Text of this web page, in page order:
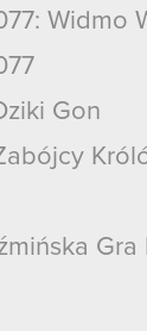
Widmo
Gon
Gra